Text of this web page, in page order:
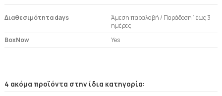
Διαθεσιμότητα days
Άμεση παραλαβή / Παράδoση 1 έως 3
ημέρες
BoxNow
Yes
4 ακόμα προϊόντα στην ίδια κατηγορία: